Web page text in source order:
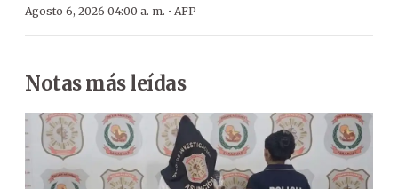
Agosto 6, 2026 04:00 a. m. · AFP
Notas más leídas